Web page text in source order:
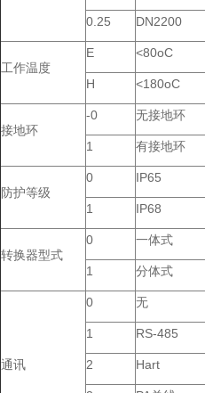
0.25 DN2200
工作温度
E <80oC
H <180oC
接地环
-0 无接地环
1 有接地环
防护等级
0 IP65
1 IP68
转换器型式
0 一体式
1 分体式
通讯
0 无
1 RS-485
2 Hart